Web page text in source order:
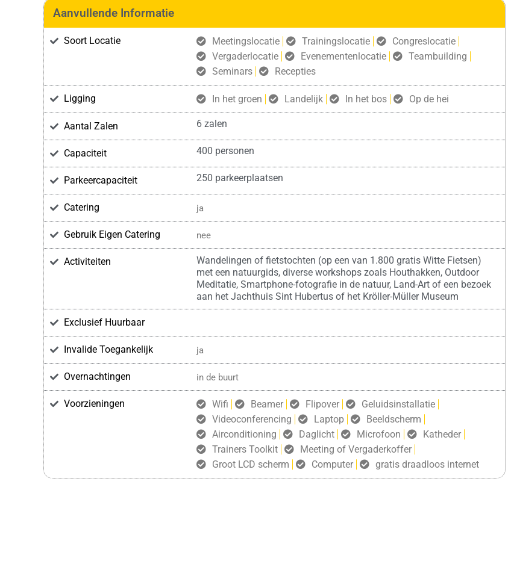
Aanvullende Informatie
Soort Locatie Meetingslocatie Trainingslocatie
Congreslocatie
Vergaderlocatie
Evenementenlocatie
Teambuilding
Seminars
Recepties
Ligging In het groen Landelijk In het bos Op de hei
Aantal Zalen 6 zalen
Capaciteit 400 personen
Parkeercapaciteit 250 parkeerplaatsen
Catering ja
Gebruik Eigen Catering nee
Activiteiten
Wandelingen of fietstochten (op een van 1.800 gratis Witte Fietsen)
met een natuurgids, diverse workshops zoals Houthakken, Outdoor
Meditatie, Smartphone-fotografie in de natuur, Land-Art of een bezoek
aan het Jachthuis Sint Hubertus of het Kröller-Müller Museum
Exclusief Huurbaar
Invalide Toegankelijk ja
Overnachtingen in de buurt
Voorzieningen Wifi Beamer Flipover
Geluidsinstallatie
Videoconferencing
Laptop
Beeldscherm
Airconditioning
Daglicht Microfoon
Katheder
Trainers Toolkit
Meeting of Vergaderkoffer
Groot LCD scherm
Computer gratis draadloos internet